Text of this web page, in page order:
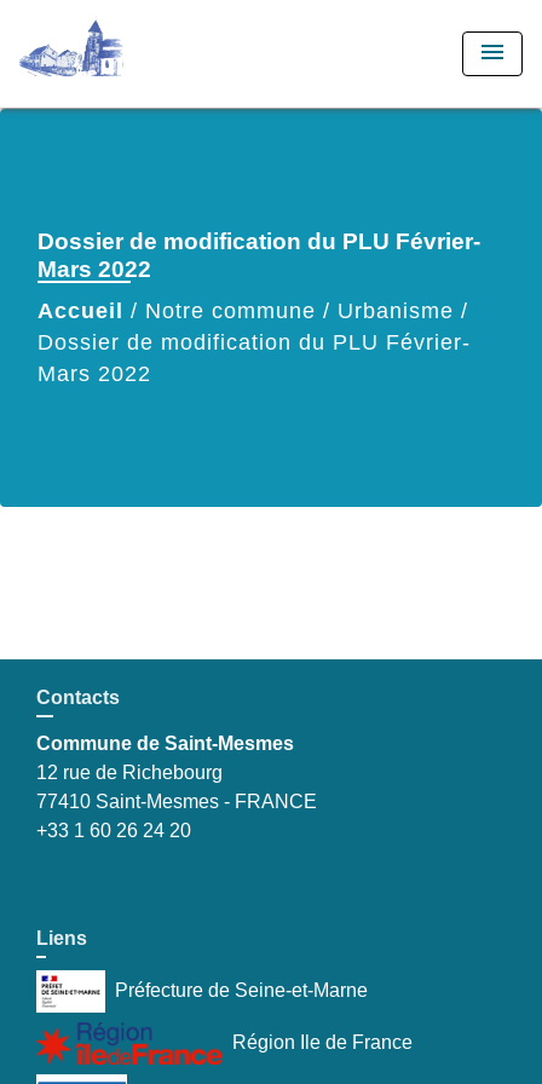
menu
Dossier de modification du PLU Février-
Mars 2022
Accueil / Notre commune / Urbanisme /
Dossier de modification du PLU Février-
Mars 2022
Contacts
Commune de Saint-Mesmes
12 rue de Richebourg
77410 Saint-Mesmes - FRANCE
+33 1 60 26 24 20
Liens
Préfecture de Seine-et-Marne
Région Ile de France